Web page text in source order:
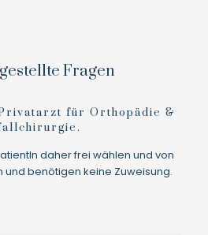
Fragen
für Orthopädie &
daher frei wählen und von
benötigen keine Zuweisung.